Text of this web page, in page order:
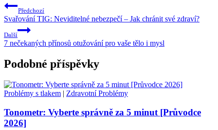
Předchozí
Svařování TIG: Neviditelné nebezpečí – Jak chránit své zdraví?
Další
7 nečekaných přínosů otužování pro vaše tělo i mysl
Podobné příspěvky
Problémy s tlakem | Zdravotní Problémy
Tonometr: Vyberte správně za 5 minut [Průvodce
2026]